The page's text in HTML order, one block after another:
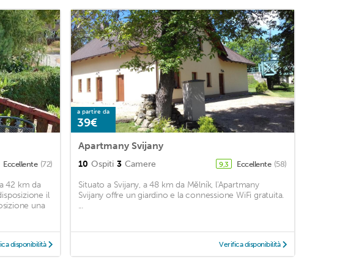
Eccellente (72)
42 km da
il
una
disponibilità
a partire da
39€
Apartmany Svijany
10 Ospiti 3 Camere 9,3 Eccellente (58)
Situato a Svijany, a 48 km da Mělník, l'Apartmany
Svijany offre un giardino e la connessione WiFi gratuita.
...
Verifica disponibilità